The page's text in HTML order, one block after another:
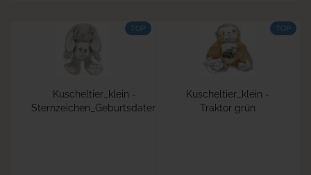
TOP
Kuscheltier_klein -
Sternzeichen_Geburtsdaten
TOP
Kuscheltier_klein -
Traktor grün